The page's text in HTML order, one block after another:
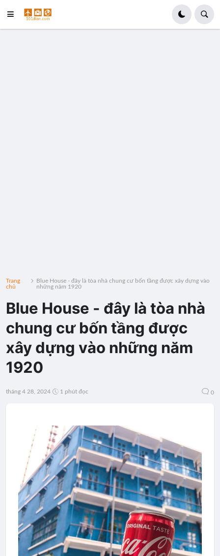
Trang
chủ
Blue House - đây là tòa nhà chung cư bốn tầng được xây dựng vào
những năm 1920
Blue House - đây là tòa nhà
chung cư bốn tầng được
xây dựng vào những năm
1920
tháng 4 28, 2024 1 phút đọc 0